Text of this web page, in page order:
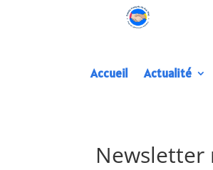
Accueil Actualité
Newsletter